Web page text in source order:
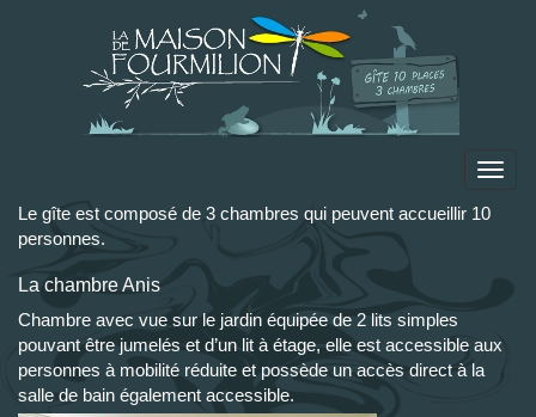
Le gîte est composé de 3 chambres qui peuvent accueillir 10
personnes.
La chambre Anis
Chambre avec vue sur le jardin équipée de 2 lits simples
pouvant être jumelés et d’un lit à étage, elle est accessible aux
personnes à mobilité réduite et possède un accès direct à la
salle de bain également accessible.